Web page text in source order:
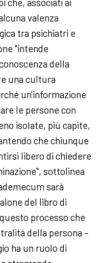
valenza
tra psichiatri e
"intende
della
una cultura
un'informazione
le persone con
isolate, più capite,
che chiunque
libero di chiedere
sottolinea
sarà
del libro di
processo che
della persona –
ha un ruolo di